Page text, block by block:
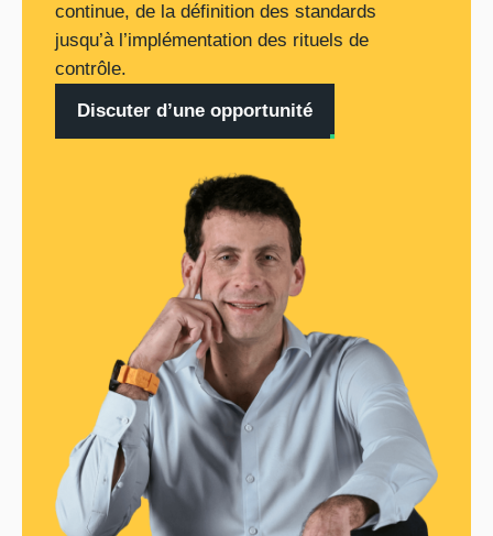
continue, de la définition des standards
jusqu’à l’implémentation des rituels de
contrôle.
Discuter d’une opportunité